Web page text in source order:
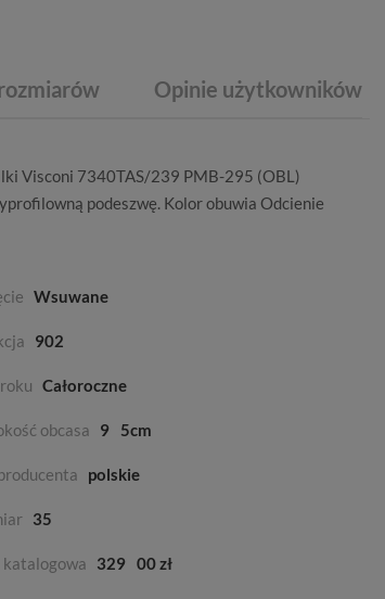
Opinie użytkowników
Visconi 7340TAS/239 PMB-295 (OBL)
podeszwę. Kolor obuwia Odcienie
Wsuwane
902
Całoroczne
obcasa 9 5cm
polskie
35
katalogowa 329 00 zł